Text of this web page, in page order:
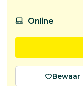
Online
Bewaar